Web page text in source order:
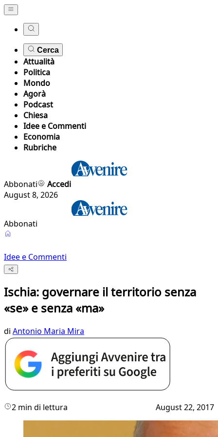
Cerca
Attualità
Politica
Mondo
Agorà
Podcast
Chiesa
Idee e Commenti
Economia
Rubriche
Abbonati
Accedi
August 8, 2026
Abbonati
Idee e Commenti
Ischia: governare il territorio senza
«se» e senza «ma»
di Antonio Maria Mira
2 min di lettura August 22, 2017